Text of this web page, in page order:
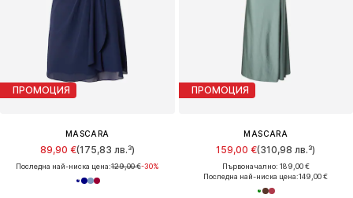
ПРОМОЦИЯ
MASCARA
89,90 €(175,83 лв.³)
Последна най-ниска цена:129,00 €-30%
ПРОМОЦИЯ
MASCARA
159,00 €(310,98 лв.³)
Първоначално: 189,00 €
Последна най-ниска цена:149,00 €